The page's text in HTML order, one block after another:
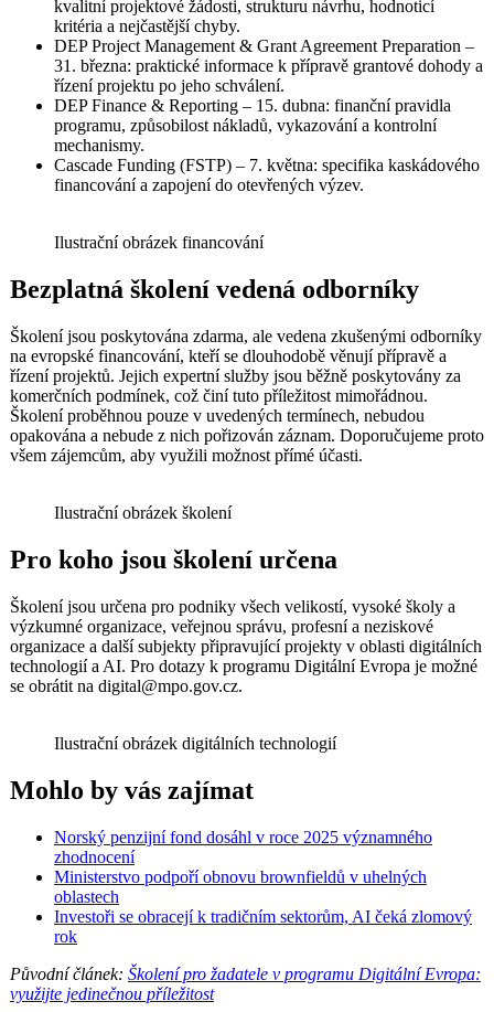
kvalitní projektové žádosti, strukturu návrhu, hodnoticí
kritéria a nejčastější chyby.
DEP Project Management & Grant Agreement Preparation –
31. března: praktické informace k přípravě grantové dohody a
řízení projektu po jeho schválení.
DEP Finance & Reporting – 15. dubna: finanční pravidla
programu, způsobilost nákladů, vykazování a kontrolní
mechanismy.
Cascade Funding (FSTP) – 7. května: specifika kaskádového
financování a zapojení do otevřených výzev.
Ilustrační obrázek financování
Bezplatná školení vedená odborníky
Školení jsou poskytována zdarma, ale vedena zkušenými odborníky
na evropské financování, kteří se dlouhodobě věnují přípravě a
řízení projektů. Jejich expertní služby jsou běžně poskytovány za
komerčních podmínek, což činí tuto příležitost mimořádnou.
Školení proběhnou pouze v uvedených termínech, nebudou
opakována a nebude z nich pořizován záznam. Doporučujeme proto
všem zájemcům, aby využili možnost přímé účasti.
Ilustrační obrázek školení
Pro koho jsou školení určena
Školení jsou určena pro podniky všech velikostí, vysoké školy a
výzkumné organizace, veřejnou správu, profesní a neziskové
organizace a další subjekty připravující projekty v oblasti digitálních
technologií a AI. Pro dotazy k programu Digitální Evropa je možné
se obrátit na digital@mpo.gov.cz.
Ilustrační obrázek digitálních technologií
Mohlo by vás zajímat
Norský penzijní fond dosáhl v roce 2025 významného
zhodnocení
Ministerstvo podpoří obnovu brownfieldů v uhelných
oblastech
Investoři se obracejí k tradičním sektorům, AI čeká zlomový
rok
Původní článek: Školení pro žadatele v programu Digitální Evropa:
využijte jedinečnou příležitost